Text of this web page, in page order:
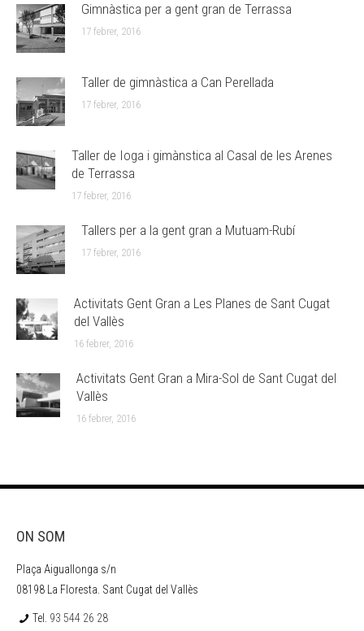
Gimnàstica per a gent gran de Terrassa
17 febrer, 2016
Taller de gimnàstica a Can Perellada
17 febrer, 2016
Taller de Ioga i gimànstica al Casal de les Arenes
de Terrassa
17 febrer, 2016
Tallers per a la gent gran a Mutuam-Rubí
17 febrer, 2016
Activitats Gent Gran a Les Planes de Sant Cugat
del Vallès
16 febrer, 2016
Activitats Gent Gran a Mira-Sol de Sant Cugat del
Vallès
16 febrer, 2016
ON SOM
Plaça Aiguallonga s/n
08198 La Floresta. Sant Cugat del Vallès
Tel. 93 544 26 28